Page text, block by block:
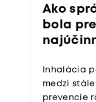
Ako
bola
Inhalácia
medzi
prevencie